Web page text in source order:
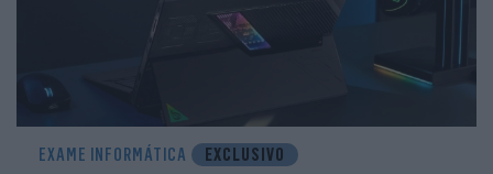
EXAME INFORMÁTICA EXCLUSIVO